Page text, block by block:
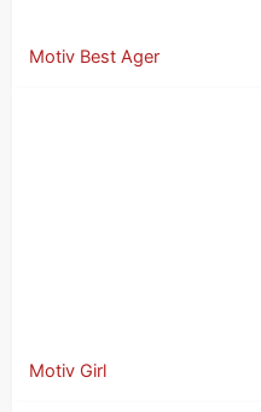
Motiv Best Ager
Motiv Girl